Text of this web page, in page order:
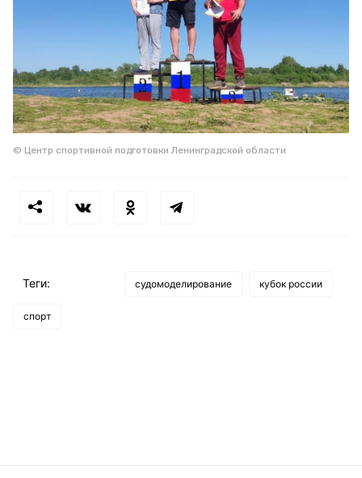
© Центр спортивной подготовки Ленинградской области
Теги: судомоделирование кубок россии
спорт